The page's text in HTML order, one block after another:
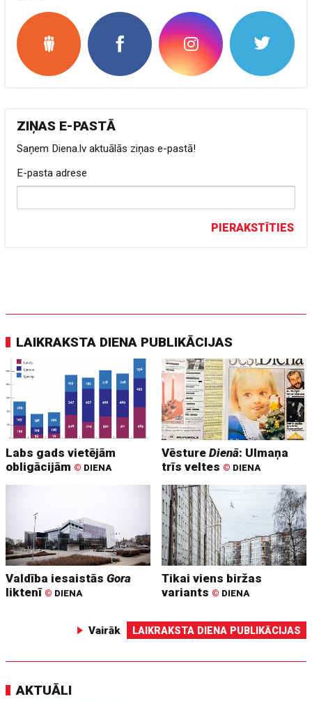
ZIŅAS E-PASTĀ
Saņem Diena.lv aktuālās ziņas e-pastā!
E-pasta adrese
PIERAKSTĪTIES
LAIKRAKSTA DIENA PUBLIKĀCIJAS
Labs gads vietējām
obligācijām © DIENA
VēstureDienā: Ulmaņa
trīs veltes © DIENA
Valdība iesaistāsGora
liktenī © DIENA
Tikai viens biržas
variants © DIENA
Vairāk LAIKRAKSTA DIENA PUBLIKĀCIJAS
AKTUĀLI